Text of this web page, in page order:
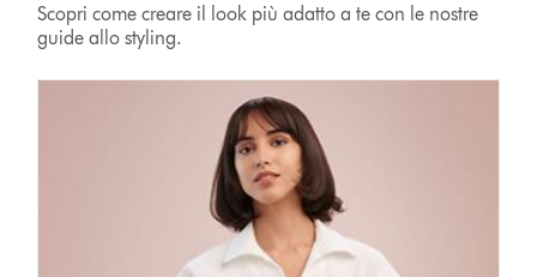
Scopri come creare il look più adatto a te con le nostre
guide allo styling.